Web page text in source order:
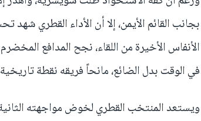
بجانب القائم الأيمن، إلا أن الأداء القطري
الأنفاس الأخيرة من اللقاء، نجح المدافع
في الوقت بدل الضائع، مانحاً فريقه نقطة
ويستعد المنتخب القطري لخوض مواجهته